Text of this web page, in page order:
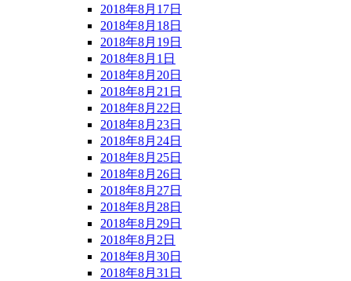
2018年8月17日
2018年8月18日
2018年8月19日
2018年8月1日
2018年8月20日
2018年8月21日
2018年8月22日
2018年8月23日
2018年8月24日
2018年8月25日
2018年8月26日
2018年8月27日
2018年8月28日
2018年8月29日
2018年8月2日
2018年8月30日
2018年8月31日